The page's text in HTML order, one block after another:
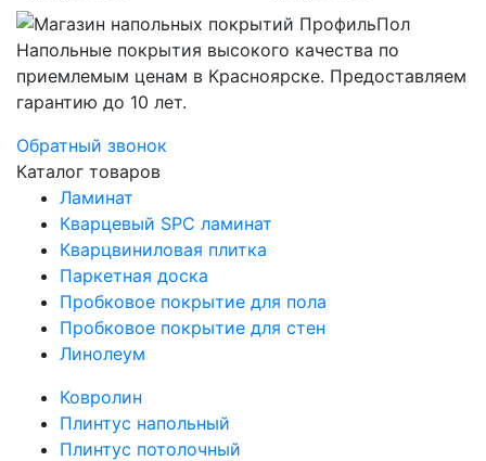
Напольные покрытия высокого качества по
приемлемым ценам в Красноярске. Предоставляем
гарантию до 10 лет.
Обратный звонок
Каталог товаров
Ламинат
Кварцевый SPC ламинат
Кварцвиниловая плитка
Паркетная доска
Пробковое покрытие для пола
Пробковое покрытие для стен
Линолеум
Ковролин
Плинтус напольный
Плинтус потолочный